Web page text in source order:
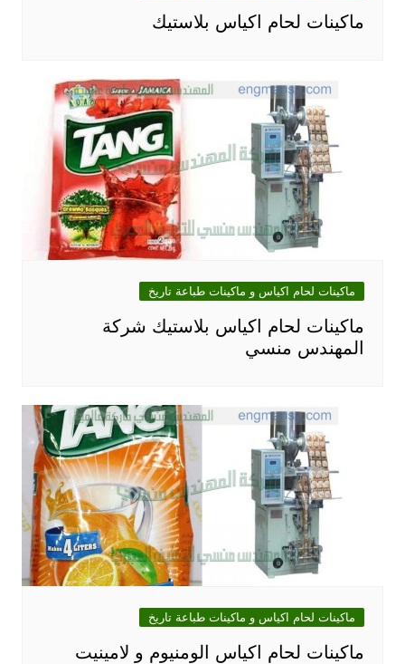
ماكينات لحام اكياس بلاستيك‎
ماكينات لحام اكياس و ماكينات طباعة تاريخ
ماكينات لحام اكياس بلاستيك شركة
المهندس منسي
ماكينات لحام اكياس و ماكينات طباعة تاريخ
ماكينات لحام اكياس الومنيوم و لامينيت